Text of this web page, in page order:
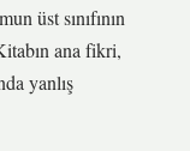
üst sınıfının
ana fikri,
yanlış